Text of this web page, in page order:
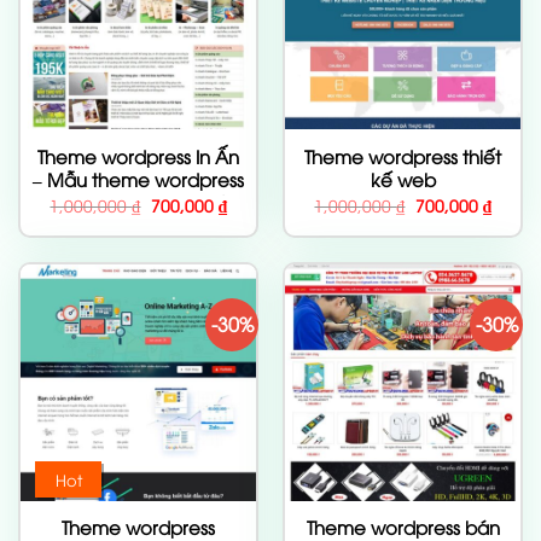
Theme wordpress In Ấn
– Mẫu theme wordpress
đẹp cho doanh nghiệp
1,000,000₫ Giá
gốc
là:
700,000 ₫Giá
hiện
tại
700,000 ₫.
Theme wordpress thiết
kế web
1,000,000₫ Giá
gốc
là:
700,000 ₫Giá
hiện
tại
-30%
Hot
Theme wordpress
-30%
Theme wordpress bán